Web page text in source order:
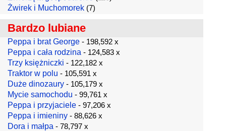
Żwirek i Muchomorek (7)
Bardzo lubiane
Peppa i brat George - 198,592 x
Peppa i cała rodzina - 124,583 x
Trzy księżniczki - 122,182 x
Traktor w polu - 105,591 x
Duże dinozaury - 105,179 x
Mycie samochodu - 99,761 x
Peppa i przyjaciele - 97,206 x
Peppa i imieniny - 88,626 x
Dora i małpa - 78,797 x